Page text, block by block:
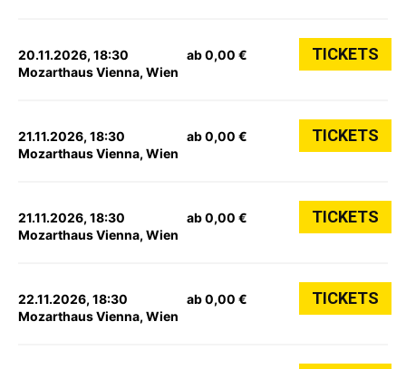
20.11.2026, 18:30
Mozarthaus Vienna, Wien
ab 0,00 € TICKETS
21.11.2026, 18:30
Mozarthaus Vienna, Wien
ab 0,00 € TICKETS
21.11.2026, 18:30
Mozarthaus Vienna, Wien
ab 0,00 € TICKETS
22.11.2026, 18:30
Mozarthaus Vienna, Wien
ab 0,00 € TICKETS